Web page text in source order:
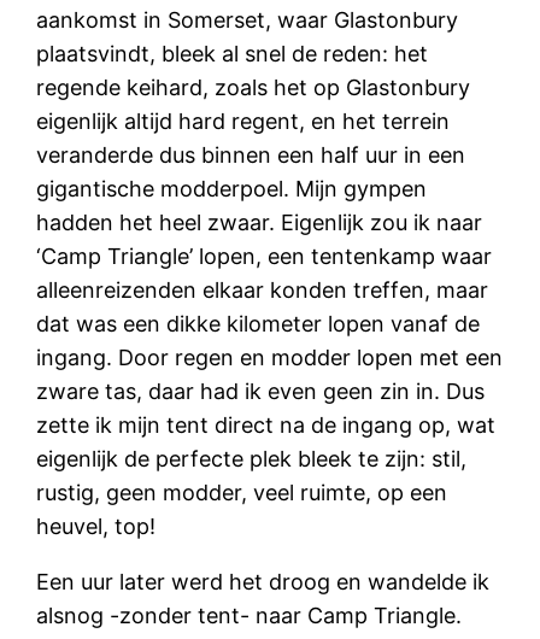
aankomst in Somerset, waar Glastonbury
plaatsvindt, bleek al snel de reden: het
regende keihard, zoals het op Glastonbury
eigenlijk altijd hard regent, en het terrein
veranderde dus binnen een half uur in een
gigantische modderpoel. Mijn gympen
hadden het heel zwaar. Eigenlijk zou ik naar
‘Camp Triangle’ lopen, een tentenkamp waar
alleenreizenden elkaar konden treffen, maar
dat was een dikke kilometer lopen vanaf de
ingang. Door regen en modder lopen met een
zware tas, daar had ik even geen zin in. Dus
zette ik mijn tent direct na de ingang op, wat
eigenlijk de perfecte plek bleek te zijn: stil,
rustig, geen modder, veel ruimte, op een
heuvel, top!
Een uur later werd het droog en wandelde ik
alsnog -zonder tent- naar Camp Triangle.